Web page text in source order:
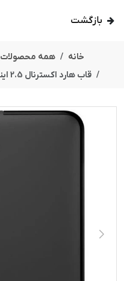
بازگشت
خانه همه محصولات
قاب هارد اکسترنال 2.5 اینچی وسترن دیجیتال مدل ELEMENTS